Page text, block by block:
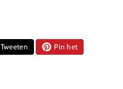
Tweeten Pin het